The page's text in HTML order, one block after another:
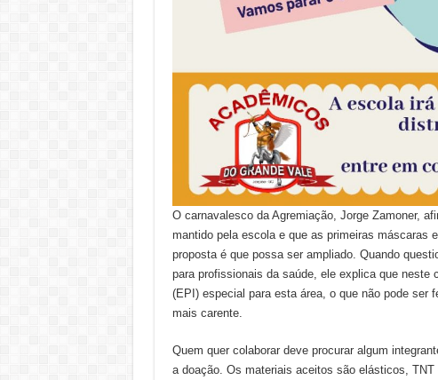
O carnavalesco da Agremiação, Jorge Zamoner,
mantido pela escola e que as primeiras máscaras
proposta é que possa ser ampliado. Quando
para profissionais da saúde, ele explica que neste
(EPI) especial para esta área, o que não pode ser
mais carente.
Quem quer colaborar deve procurar algum
a doação. Os materiais aceitos são elásticos,